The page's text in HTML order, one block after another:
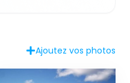
Ajoutez vos photos